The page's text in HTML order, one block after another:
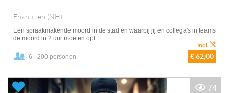
Enkhuizen (NH)
Een spraakmakende moord in de stad en waarbij jij en collega's in teams
de moord in 2 uur moeten opl...
6 - 200 personen € 62,00
incl.
74